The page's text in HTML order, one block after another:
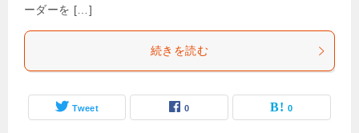
ーダーを […]
続きを読む
Tweet 0 0